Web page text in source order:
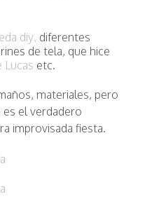
diy, diferentes
de tela, que hice
Lucas etc.
materiales, pero
el verdadero
improvisada fiesta.